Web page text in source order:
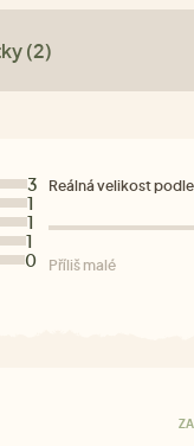
(2)
3
1
1
1
0
Reálná velikost
Příliš malé